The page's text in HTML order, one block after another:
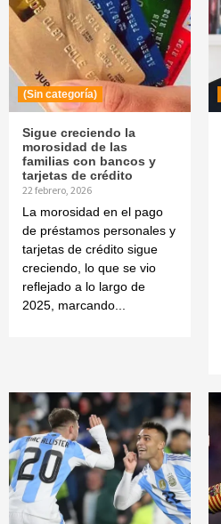
(Sin categoría)
Sigue creciendo la
morosidad de las
familias con bancos y
tarjetas de crédito
22 febrero, 2026
La morosidad en el pago
de préstamos personales y
tarjetas de crédito sigue
creciendo, lo que se vio
reflejado a lo largo de
2025, marcando...